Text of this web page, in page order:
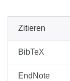
Zitieren
BibTeX
EndNote